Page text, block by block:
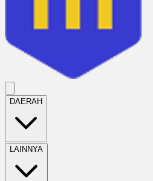
DAERAH
LAINNYA